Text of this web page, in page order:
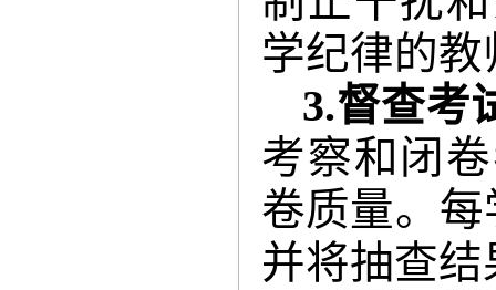
学纪律的
3.督查考
考察和闭
卷质量。
并将抽查